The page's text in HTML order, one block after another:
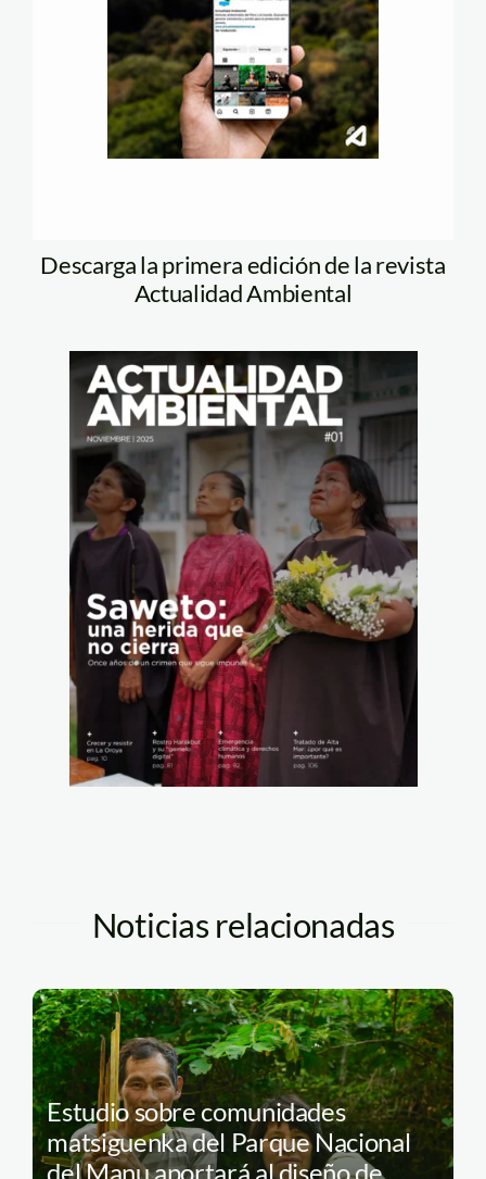
Descarga la primera edición de la revista
Actualidad Ambiental
Noticias relacionadas
Estudio sobre comunidades
matsiguenka del Parque Nacional
del Manu aportará al diseño de